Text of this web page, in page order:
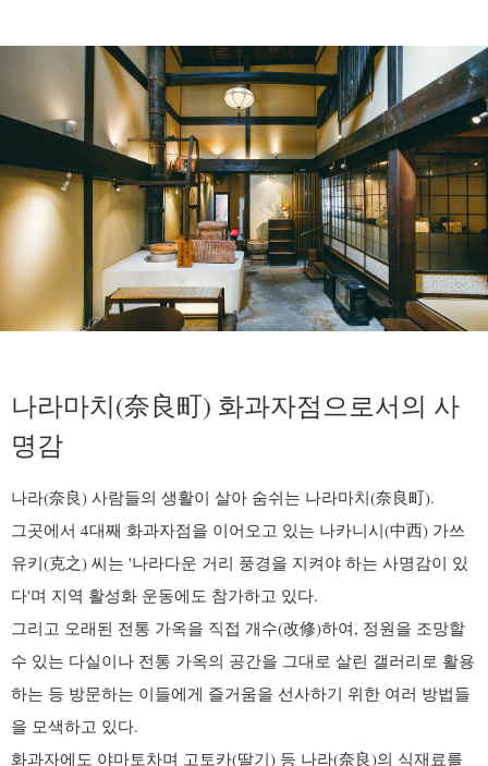
나라마치(奈良町) 화과자점으로서의 사
명감
나라(奈良) 사람들의 생활이 살아 숨쉬는 나라마치(奈良町).
그곳에서 4대째 화과자점을 이어오고 있는 나카니시(中西) 가쓰
유키(克之) 씨는 '나라다운 거리 풍경을 지켜야 하는 사명감이 있
다'며 지역 활성화 운동에도 참가하고 있다.
그리고 오래된 전통 가옥을 직접 개수(改修)하여, 정원을 조망할
수 있는 다실이나 전통 가옥의 공간을 그대로 살린 갤러리로 활용
하는 등 방문하는 이들에게 즐거움을 선사하기 위한 여러 방법들
을 모색하고 있다.
화과자에도 야마토차며 고토카(딸기) 등 나라(奈良)의 식재료를